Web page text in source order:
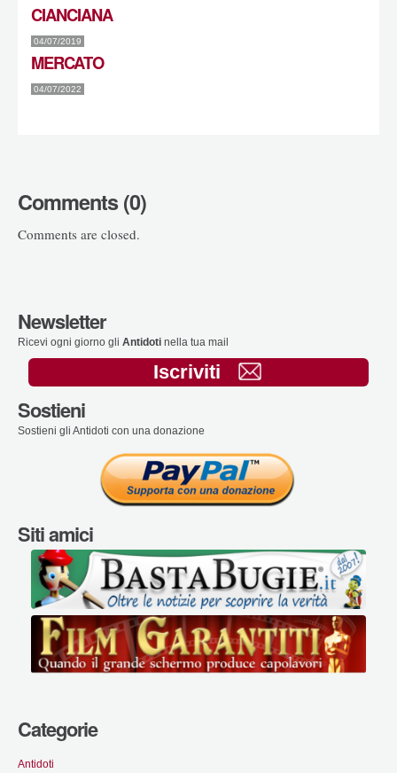
CIANCIANA
04/07/2019
MERCATO
04/07/2022
Comments (0)
Comments are closed.
Newsletter
Ricevi ogni giorno gli Antidoti nella tua mail
Iscriviti
Sostieni
Sostieni gli Antidoti con una donazione
Siti amici
Categorie
Antidoti